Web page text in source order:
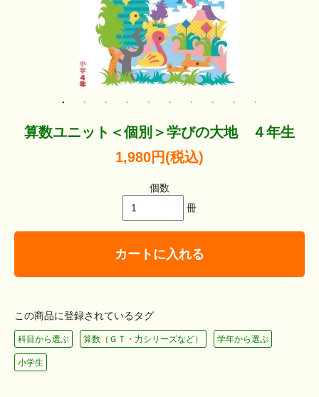
算数ユニット＜個別＞学びの大地 ４年生
1,980円(税込)
個数
冊
カートに入れる
この商品に登録されているタグ
科目から選ぶ 算数（ＧＴ・力シリーズなど） 学年から選ぶ
小学生